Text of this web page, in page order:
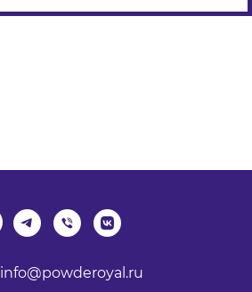
info@powderoyal.ru